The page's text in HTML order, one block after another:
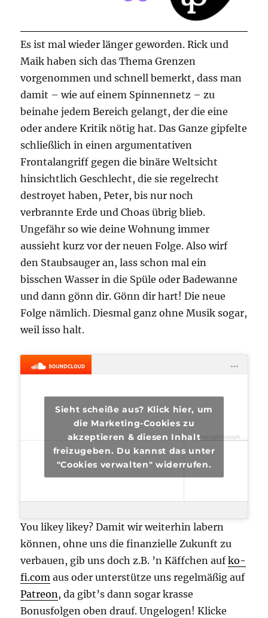
Es ist mal wieder länger geworden. Rick und
Maik haben sich das Thema Grenzen
vorgenommen und schnell bemerkt, dass man
damit – wie auf einem Spinnennetz – zu
beinahe jedem Bereich gelangt, der die eine
oder andere Kritik nötig hat. Das Ganze gipfelte
schließlich in einen argumentativen
Frontalangriff gegen die binäre Weltsicht
hinsichtlich Geschlecht, die sie regelrecht
destroyet haben, Peter, bis nur noch
verbrannte Erde und Choas übrig blieb.
Ungefähr so wie deine Wohnung immer
aussieht kurz vor der neuen Folge. Also wirf
den Staubsauger an, lass schon mal ein
bisschen Wasser in die Spüle oder Badewanne
und dann gönn dir. Gönn dir hart! Die neue
Folge nämlich. Diesmal ganz ohne Musik sogar,
weil isso halt.
transphilosophisch
Sieht scheiße aus? Klick hier, um
die Marketing-Cookies zu
akzeptieren & diesen Inhalt
freizugeben. Du kannst das unter
"Cookies verwalten" widerrufen.
You likey likey? Damit wir weiterhin labern
können, ohne uns die finanzielle Zukunft zu
verbauen, gib uns doch z.B. ’n Käffchen aufko-
fi.com aus oder unterstütze uns regelmäßig auf
Patreon, da gibt’s dann sogar krasse
Bonusfolgen oben drauf. Ungelogen! Klicke